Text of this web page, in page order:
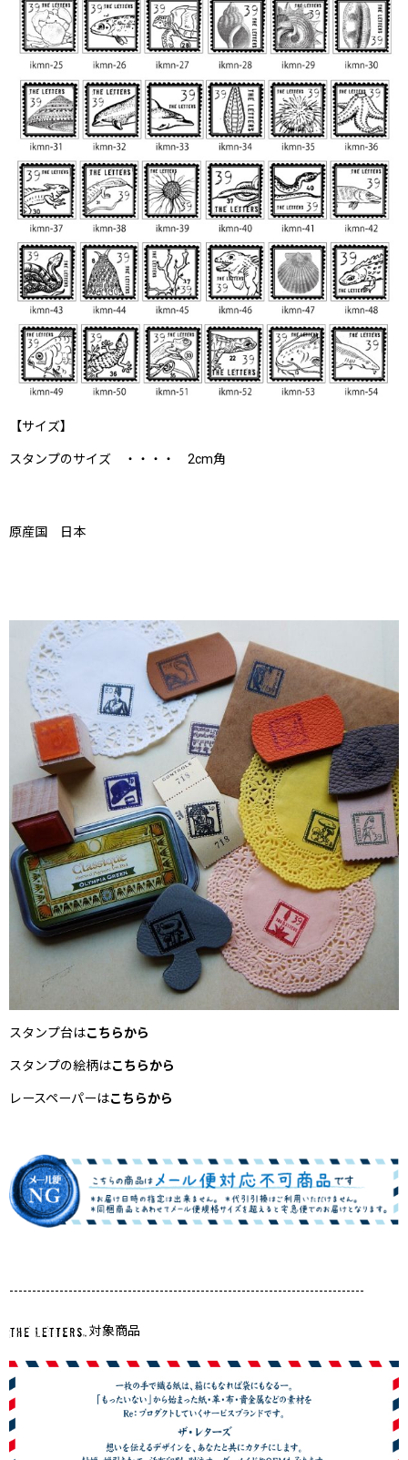
【サイズ】
スタンプのサイズ ・・・・ 2cm角
原産国 日本
スタンプ台はこちらから
スタンプの絵柄はこちらから
レースペーパーはこちらから
------------------------------------------------------------------------------
対象商品